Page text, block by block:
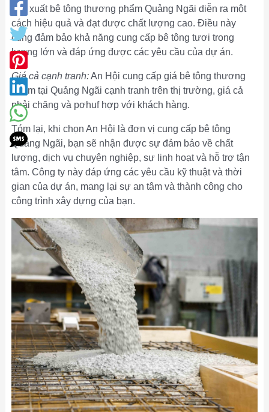
sản xuất bê tông thương phẩm Quảng Ngãi diễn ra một
cách hiệu quả và đạt được chất lượng cao. Điều này
cũng đảm bảo khả năng cung cấp bê tông tươi trong
lượng lớn và đáp ứng được các yêu cầu của dự án.
Giá cả cạnh tranh:An Hội cung cấp giá bê tông thương
phẩm tại Quảng Ngãi cạnh tranh trên thị trường, giá cả
phải chăng và pơhuf hợp với khách hàng.
Tóm lại, khi chọn An Hội là đơn vị cung cấp bê tông
Quảng Ngãi, bạn sẽ nhận được sự đảm bảo về chất
lượng, dịch vụ chuyên nghiệp, sự linh hoạt và hỗ trợ tận
tâm. Công ty này đáp ứng các yêu cầu kỹ thuật và thời
gian của dự án, mang lại sự an tâm và thành công cho
công trình xây dựng của bạn.